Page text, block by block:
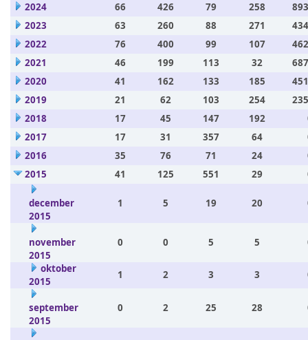
2024
66 426 79 258
2023
63 260 88 271
2022
76 400 99 107
2021
46 199 113 32
2020
41 162 133 185
2019
21 62 103 254
2018
17 45 147 192
2017
17 31 357 64
2016
35 76 71 24
2015
41 125 551 29
december
2015
1 5 19 20
november
2015
0 0 5 5
oktober
2015
1 2 3 3
september
2015
0 2 25 28